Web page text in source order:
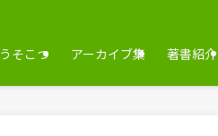
うそこつ アーカイブ集 著書紹介